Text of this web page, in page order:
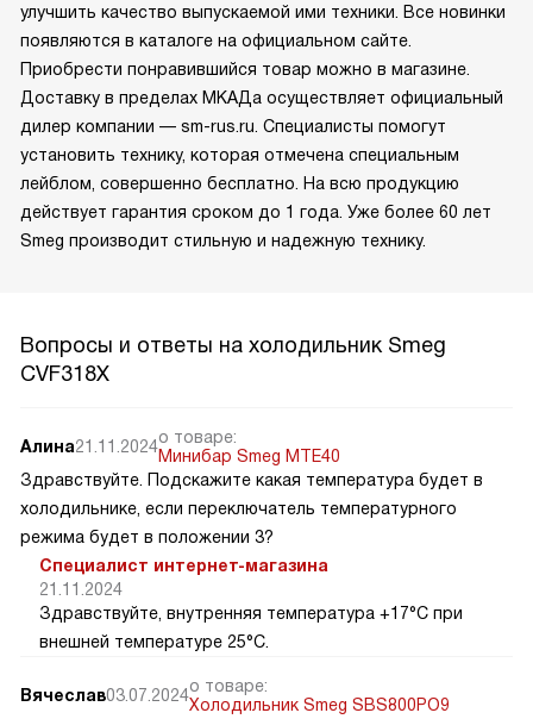
улучшить качество выпускаемой ими техники. Все новинки
появляются в каталоге на официальном сайте.
Приобрести понравившийся товар можно в магазине.
Доставку в пределах МКАДа осуществляет официальный
дилер компании — sm-rus.ru. Специалисты помогут
установить технику, которая отмечена специальным
лейблом, совершенно бесплатно. На всю продукцию
действует гарантия сроком до 1 года. Уже более 60 лет
Smeg производит стильную и надежную технику.
Вопросы и ответы на холодильник Smeg
CVF318X
Алина21.11.2024о товаре:
Минибар Smeg MTE40
Здравствуйте. Подскажите какая температура будет в
холодильнике, если переключатель температурного
режима будет в положении 3?
Специалист интернет-магазина
21.11.2024
Здравствуйте, внутренняя температура +17°C при
внешней температуре 25°C.
Вячеслав03.07.2024о товаре:
Холодильник Smeg SBS800PO9